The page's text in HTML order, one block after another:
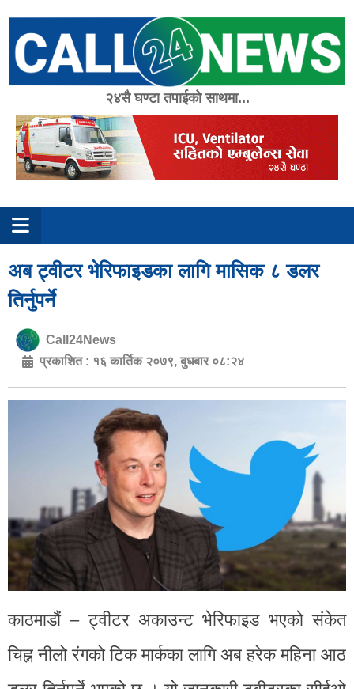
content
२४सै घण्टा तपाईको साथमा...
अब ट्वीटर भेरिफाइडका लागि मासिक ८ डलर
तिर्नुपर्ने
Call24News
प्रकाशित : १६ कार्तिक २०७९, बुधबार ०८:२४
काठमाडौं – ट्वीटर अकाउन्ट भेरिफाइड भएको संकेत
चिह्न नीलो रंगको टिक मार्कका लागि अब हरेक महिना आठ